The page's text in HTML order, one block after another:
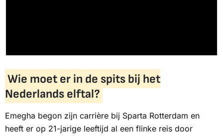
Wie moet er in de spits bij het
Nederlands elftal?
Emegha begon zijn carrière bij Sparta Rotterdam en
heeft er op 21-jarige leeftijd al een flinke reis door